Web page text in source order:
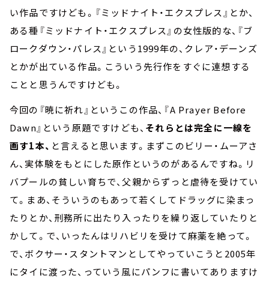
い作品ですけども。『ミッドナイト・エクスプレス』とか、
ある種『ミッドナイト・エクスプレス』の女性版的な、『ブ
ロークダウン・パレス』という1999年の、クレア・デーンズ
とかが出ている作品。こういう先行作をすぐに連想する
ことと思うんですけども。
今回の『暁に祈れ』というこの作品、『A Prayer Before
Dawn』という原題ですけども、 それらとは完全に一線を
画す1本、 と言えると思います。まずこのビリー・ムーアさ
ん、実体験をもとにした原作というのがあるんですね。リ
バプールの貧しい育ちで、父親からずっと虐待を受けてい
て。まあ、そういうのもあって若くしてドラッグに染まっ
たりとか、刑務所に出たり入ったりを繰り返していたりと
かして。で、いったんはリハビリを受けて麻薬を絶って。
で、ボクサー・スタントマンとしてやっていこうと2005年
にタイに渡った、っていう風にパンフに書いてありますけ